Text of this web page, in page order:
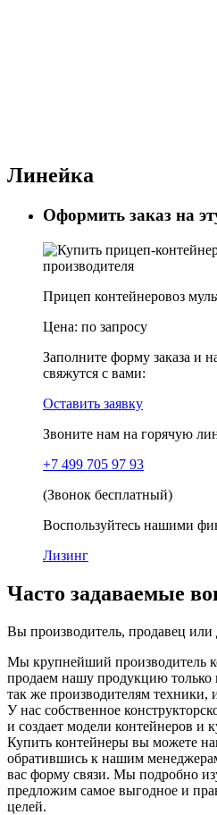
Линейка
Оформить заказ на
Прицеп контейнеровоз
Цена: по запросу
Заполните форму заказа и
свяжутся с вами:
Оставить заявку
Звоните нам на горячую
+7 499 705 97 93
(Звонок бесплатный)
Воспользуйтесь нашими
Лизинг
Часто задаваемые
Вы производитель, продавец или
Мы крупнейший производитель
продаем нашу продукцию только
так же производителям техники,
У нас собственное
и создает модели контейнеров и
Купить контейнеры вы можете
обратившись к нашим
вас форму связи. Мы подробно
предложим самое выгодное и
целей.